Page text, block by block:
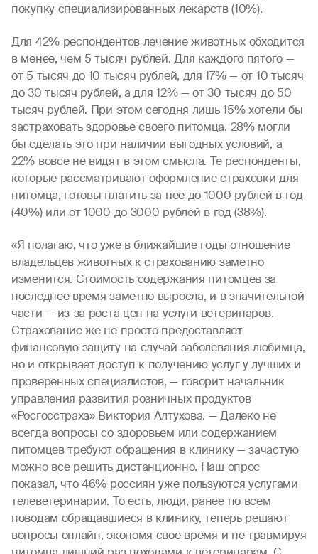
покупку специализированных лекарств (10%).
Для 42% респондентов лечение животных обходится
в менее, чем 5 тысяч рублей. Для каждого пятого —
от 5 тысяч до 10 тысяч рублей, для 17% — от 10 тысяч
до 30 тысяч рублей, а для 12% — от 30 тысяч до 50
тысяч рублей. При этом сегодня лишь 15% хотели бы
застраховать здоровье своего питомца. 28% могли
бы сделать это при наличии выгодных условий, а
22% вовсе не видят в этом смысла. Те респонденты,
которые рассматривают оформление страховки для
питомца, готовы платить за нее до 1000 рублей в год
(40%) или от 1000 до 3000 рублей в год (38%).
«Я полагаю, что уже в ближайшие годы отношение
владельцев животных к страхованию заметно
изменится. Стоимость содержания питомцев за
последнее время заметно выросла, и в значительной
части — из-за роста цен на услуги ветеринаров.
Страхование же не просто предоставляет
финансовую защиту на случай заболевания любимца,
но и открывает доступ к получению услуг у лучших и
проверенных специалистов, — говорит начальник
управления развития розничных продуктов
«Росгосстраха» Виктория Алтухова. — Далеко не
всегда вопросы со здоровьем или содержанием
питомцев требуют обращения в клинику — зачастую
можно все решить дистанционно. Наш опрос
показал, что 46% россиян уже пользуются услугами
телеветеринарии. То есть, люди, ранее по всем
поводам обращавшиеся в клинику, теперь решают
вопросы онлайн, экономя свое время и не травмируя